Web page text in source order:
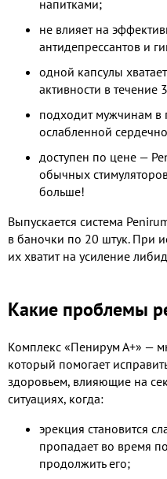
напитками;
не влияет на
антидепрессантов и
одной капсулы
активности в течение
подходит мужчинам в
ослабленной
доступен по цене —
обычных
больше!
Выпускается система
в баночки по 20 штук. При
их хватит на усиление
Какие проблемы
Комплекс «Пенирум А+» —
который помогает
здоровьем, влияющие на
ситуациях, когда:
эрекция становится
пропадает во время
продолжить его;